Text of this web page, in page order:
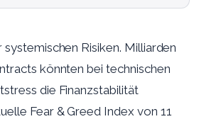
Risiken. Milliarden
könnten bei technischen
die Finanzstabilität
Fear & Greed Index von 11